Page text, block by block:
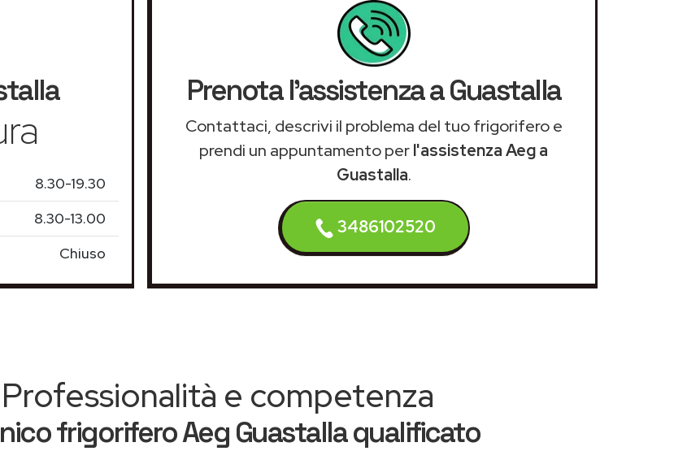
8.30-19.30
8.30-13.00
Chiuso
Prenota l'assistenza a Guastalla
Contattaci, descrivi il problema del tuo frigorifero e
prendi un appuntamento perl'assistenza Aeg a
Guastalla.
3486102520
Professionalità e competenza
frigorifero Aeg Guastalla qualificato